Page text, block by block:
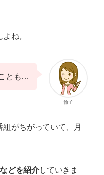
ね。
倫子
とも…
がちがっていて、月
どを紹介していきま